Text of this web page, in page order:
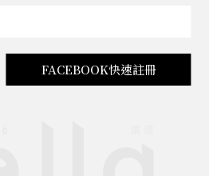
FACEBOOK快速註冊